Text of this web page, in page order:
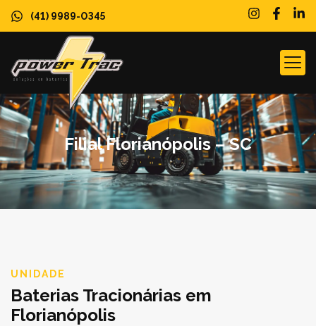
(41) 9989-0345
Filial Florianópolis – SC
UNIDADE
Baterias Tracionárias em
Florianópolis